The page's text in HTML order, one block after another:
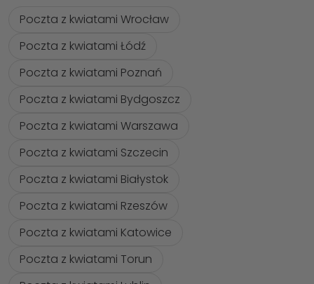
Poczta z kwiatami Wrocław
Poczta z kwiatami Łódź
Poczta z kwiatami Poznań
Poczta z kwiatami Bydgoszcz
Poczta z kwiatami Warszawa
Poczta z kwiatami Szczecin
Poczta z kwiatami Białystok
Poczta z kwiatami Rzeszów
Poczta z kwiatami Katowice
Poczta z kwiatami Torun